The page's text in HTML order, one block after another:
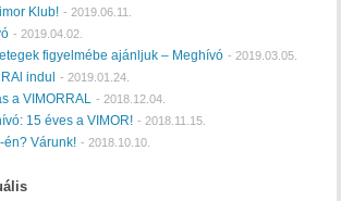
Klub! - 2019.06.11.
- 2019.04.02.
figyelmébe ajánljuk – Meghívó - 2019.03.05.
indul - 2019.01.24.
a VIMORRAL - 2018.12.04.
15 éves a VIMOR! - 2018.11.15.
én? Várunk! - 2018.10.10.